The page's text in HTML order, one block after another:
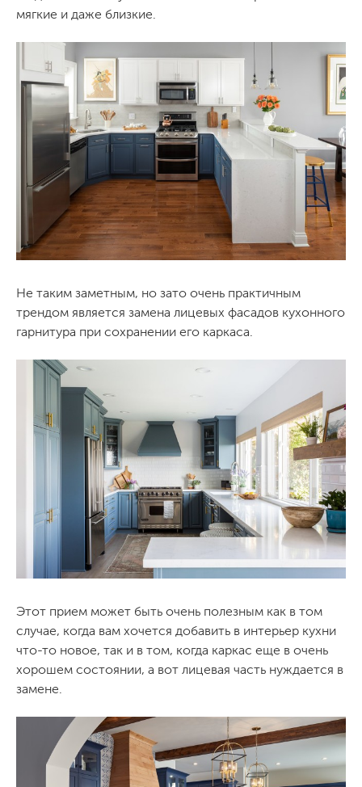
мягкие и даже близкие.
Не таким заметным, но зато очень практичным
трендом является замена лицевых фасадов кухонного
гарнитура при сохранении его каркаса.
Этот прием может быть очень полезным как в том
случае, когда вам хочется добавить в интерьер кухни
что-то новое, так и в том, когда каркас еще в очень
хорошем состоянии, а вот лицевая часть нуждается в
замене.